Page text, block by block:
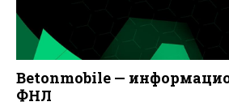
Betonmobile —
ФНЛ